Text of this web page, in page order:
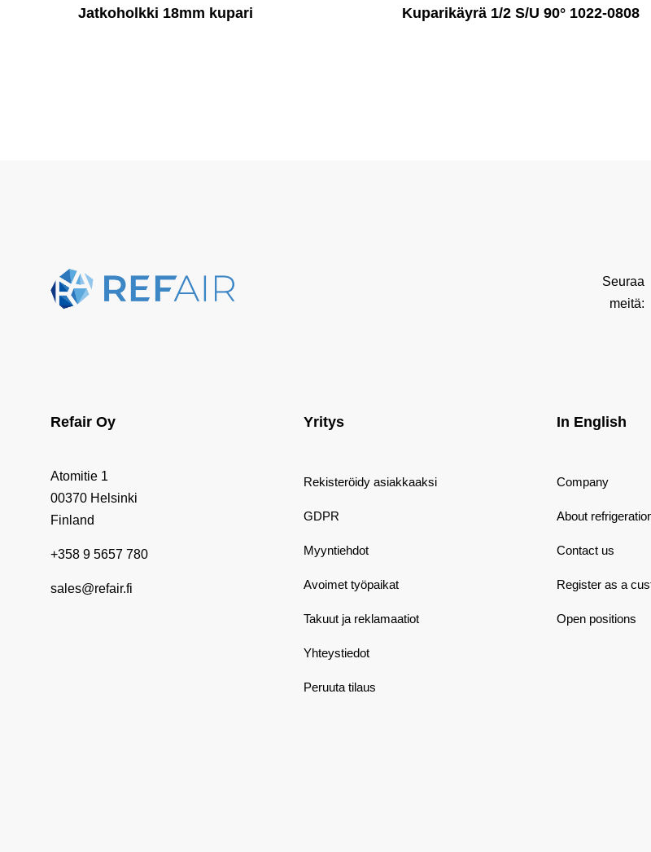
Jatkoholkki 18mm kupari Kuparikäyrä 1/2 S/U 90° 1022-0808
Seuraa
meitä:
Refair Oy
Atomitie 1
00370 Helsinki
Finland
+358 9 5657 780
sales@refair.fi
Yritys
Rekisteröidy asiakkaaksi
GDPR
Myyntiehdot
Avoimet työpaikat
Takuut ja reklamaatiot
Yhteystiedot
Peruuta tilaus
In English
Company
About
Contact us
Register as a
Open positions